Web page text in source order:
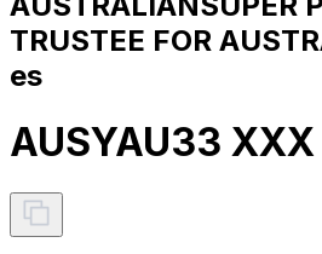
TRUSTEE FOR
es
AUSYAU33 XXX